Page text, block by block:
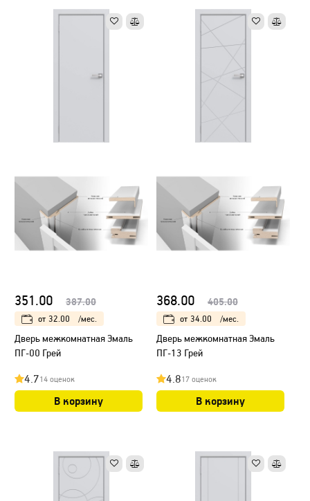
351.00 387.00
от 32.00 /мес.
Дверь межкомнатная Эмаль
ПГ-00 Грей
4.714 оценок
В корзину
368.00 405.00
от 34.00 /мес.
Дверь межкомнатная Эмаль
ПГ-13 Грей
4.817 оценок
В корзину